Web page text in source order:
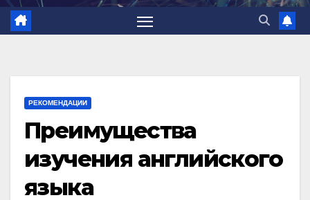
РЕКОМЕНДАЦИИ
Преимущества
изучения английского
языка